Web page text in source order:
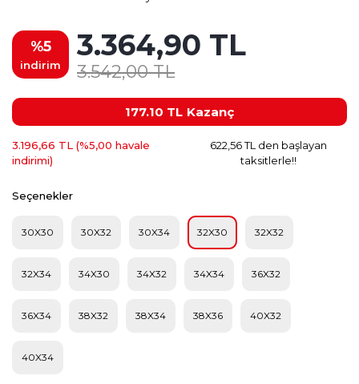
%5
indirim
3.364,90 TL
3.542,00 TL
177.10 TL Kazanç
3.196,66 TL (%5,00 havale
indirimi)
622,56 TL den başlayan
taksitlerle!!
Seçenekler
30X30 30X32 30X34 32X30 32X32
32X34 34X30 34X32 34X34 36X32
36X34 38X32 38X34 38X36 40X32
40X34